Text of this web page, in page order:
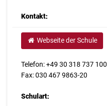
Kontakt:
Webseite der Schule
Telefon: +49 30 318 737 100
Fax: 030 467 9863-20
Schulart: